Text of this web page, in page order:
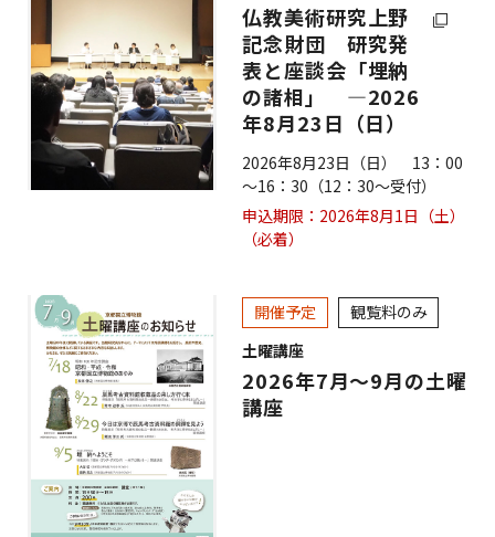
仏教美術研究上野
記念財団 研究発
表と座談会「埋納
の諸相」 ―2026
年8月23日（日）
2026年8月23日（日） 13：00
～16：30（12：30～受付）
申込期限：2026年8月1日（土）
（必着）
開催予定
観覧料のみ
土曜講座
2026年7月～9月の土曜
講座